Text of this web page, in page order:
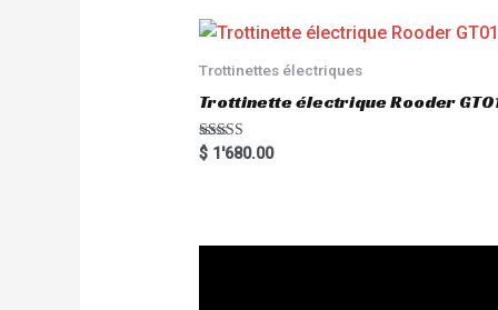
0
o
t
f
5
Trottinettes électriques
Trottinette électrique Rooder
Rated
5.00
$1'680.00